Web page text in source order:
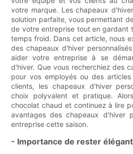
votre marque. Les chapeaux
solution parfaite, vous permettant
de votre entreprise tout en gardant
temps froid. Dans cet article, nous
des chapeaux d'hiver
aider votre entreprise à se
d'hiver. Que vous recherchiez des
pour vos employés ou des
clients, les chapeaux d'hiver
choix polyvalent et pratique.
chocolat chaud et continuez à lire
avantages des chapeaux d'hiver
entreprise cette saison.
- Importance de rester